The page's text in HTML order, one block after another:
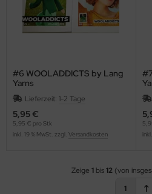
#6 WOOLADDICTS by Lang
Yarns
Lieferzeit: 1-2 Tage
5,95 €
5,95 € pro Stk
inkl. 19 % MwSt. zzgl. Versandkosten
Zeige 1bis12(von
1